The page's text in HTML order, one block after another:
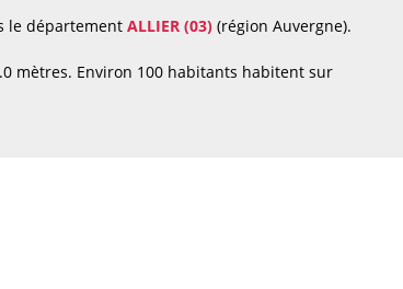
le département ALLIER (03) (région Auvergne).
mètres. Environ 100 habitants habitent sur